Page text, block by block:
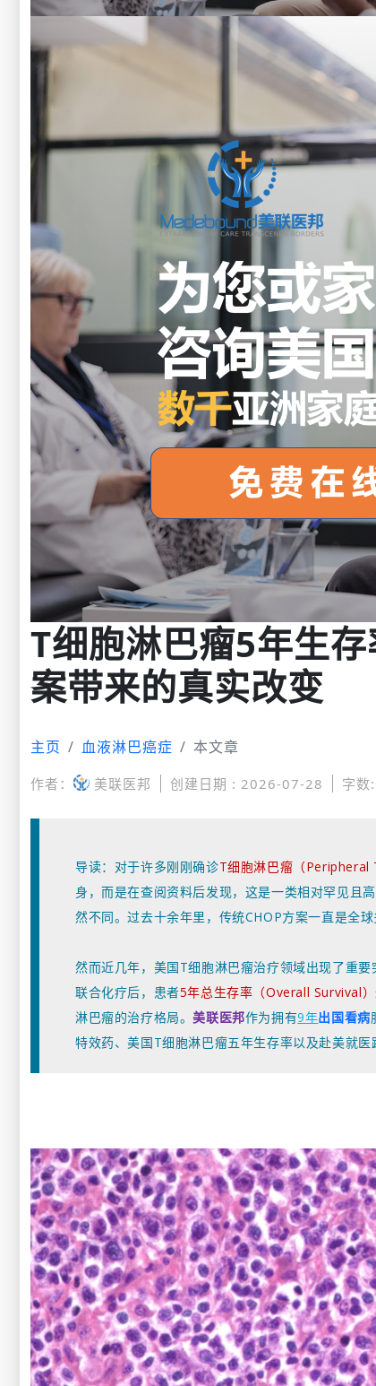
T细胞淋巴瘤5年生
案带来的真实改变
主页 血液淋巴癌症 本文章
作者： 美联医邦 创建日期 : 2026-07-28 字
导读： 对于许多刚刚确诊T细胞淋巴瘤（Peripheral
身，而是在查阅资料后发现，这是一类相对罕见且
然不同。过去十余年里，传统CHOP方案一直是全
然而近几年，美国T细胞淋巴瘤治疗领域出现了重
联合化疗后，患者5年总生存率（Overall Survival
淋巴瘤的治疗格局。美联医邦作为拥有9年出国看病
特效药、美国T细胞淋巴瘤五年生存率以及赴美就